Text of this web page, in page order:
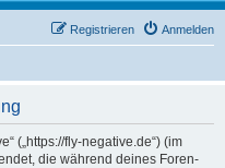
Anmelden
Registrieren
(„https://fly-negative.de“) (im
die während deines Foren-